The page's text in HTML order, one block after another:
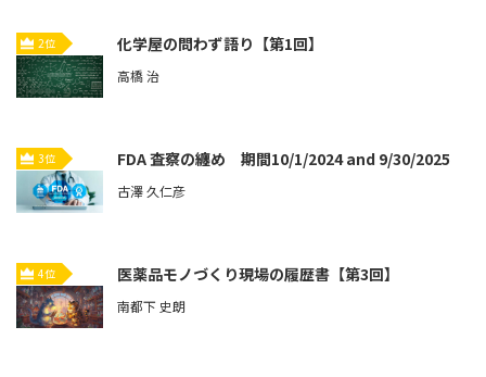
2位 化学屋の問わず語り【第1回】
高橋 治
3位 FDA 査察の纏め 期間10/1/2024 and 9/30/2025
古澤 久仁彦
4位 医薬品モノづくり現場の履歴書【第3回】
南都下 史朗